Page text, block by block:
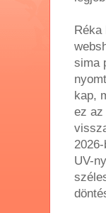
sima
kap,
ez az
UV-